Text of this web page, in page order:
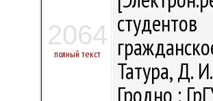
2064
полный текст
Татура, Д.
Гродно :